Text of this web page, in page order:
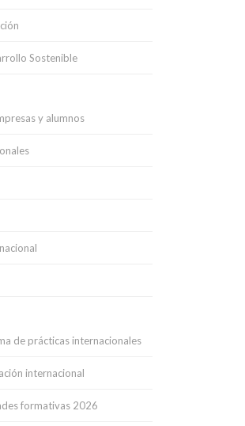
Sostenible
y alumnos
de prácticas internacionales
internacional
formativas 2026